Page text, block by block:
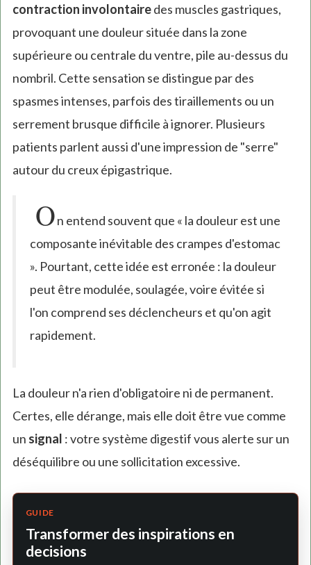
contraction involontairedes muscles gastriques,
provoquant une douleur située dans la zone
supérieure ou centrale du ventre, pile au-dessus du
nombril. Cette sensation se distingue par des
spasmes intenses, parfois des tiraillements ou un
serrement brusque difficile à ignorer. Plusieurs
patients parlent aussi d'une impression de "serre"
autour du creux épigastrique.
On entend souvent que « la douleur est une
composante inévitable des crampes d'estomac
». Pourtant, cette idée est erronée : la douleur
peut être modulée, soulagée, voire évitée si
l'on comprend ses déclencheurs et qu'on agit
rapidement.
La douleur n'a rien d'obligatoire ni de permanent.
Certes, elle dérange, mais elle doit être vue comme
un signal : votre système digestif vous alerte sur un
déséquilibre ou une sollicitation excessive.
GUIDE
Transformer des inspirations en
decisions